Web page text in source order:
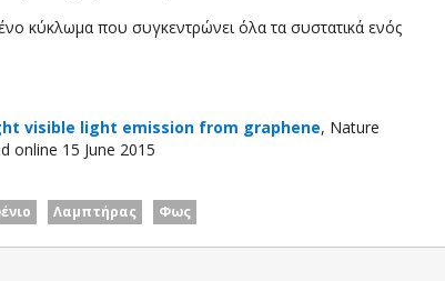
κύκλωμα που συγκεντρώνει όλα τα συστατικά ενός
visible light emission from graphene, Nature
online 15 June 2015
Λαμπτήρας Φως